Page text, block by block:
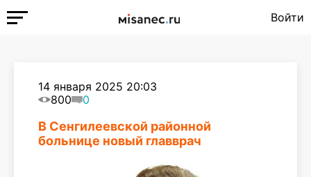
Войти
14 января 2025 20:03
800
0
В Сенгилеевской районной
больнице новый главврач